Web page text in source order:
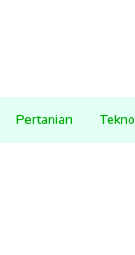
Pertanian